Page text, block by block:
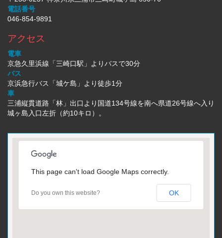
電話番号
046-854-9891
アクセス
電車
京急久里浜線「三崎口駅」よりバスで30分
バス
京浜急行バス「城ケ島」より徒歩1分
車
三浦縦貫道路「林」出口より国道134号線を南へ県道26号線へ入り
城ヶ島入口左折（約10キロ）。
受け付けはこちら
This page can't load Google Maps correctly.
Do you own this website? OK